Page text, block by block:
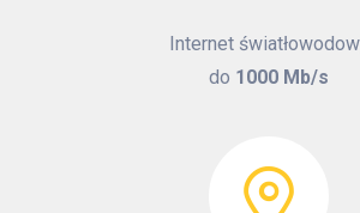
Internet
do 1000 Mb/s